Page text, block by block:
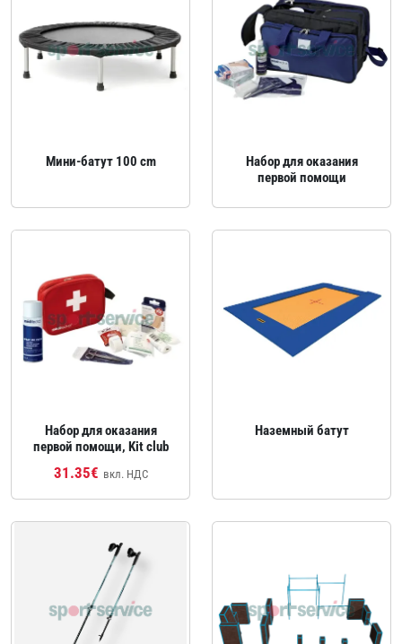
Мини‑батут 100 cm
Набор для оказания
первой помощи
Набор для оказания
первой помощи, Kit club
31.35€ вкл. НДС
Наземный батут